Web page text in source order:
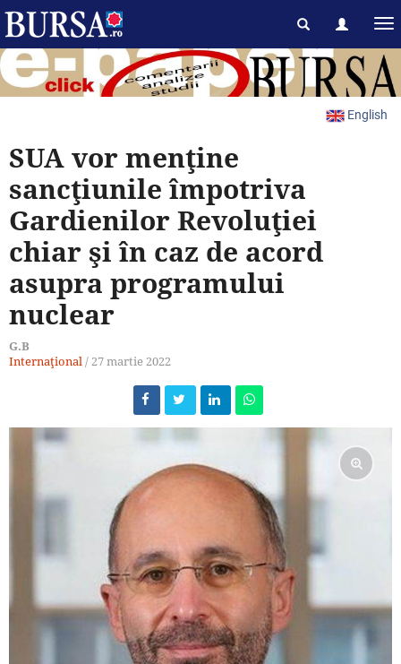
English
SUA vor menţine
sancţiunile împotriva
Gardienilor Revoluţiei
chiar şi în caz de acord
asupra programului
nuclear
G.B
Internaţional/27 martie 2022